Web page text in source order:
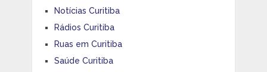
Notícias Curitiba
Rádios Curitiba
Ruas em Curitiba
Saúde Curitiba